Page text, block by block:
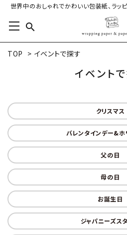
世界中のおしゃれでかわいい包装紙、ラッ
search
TOP > イベントで探す
イベント
クリスマス
バレンタインデー&ホ
父の日
母の日
お誕生日
ジャパニーズス